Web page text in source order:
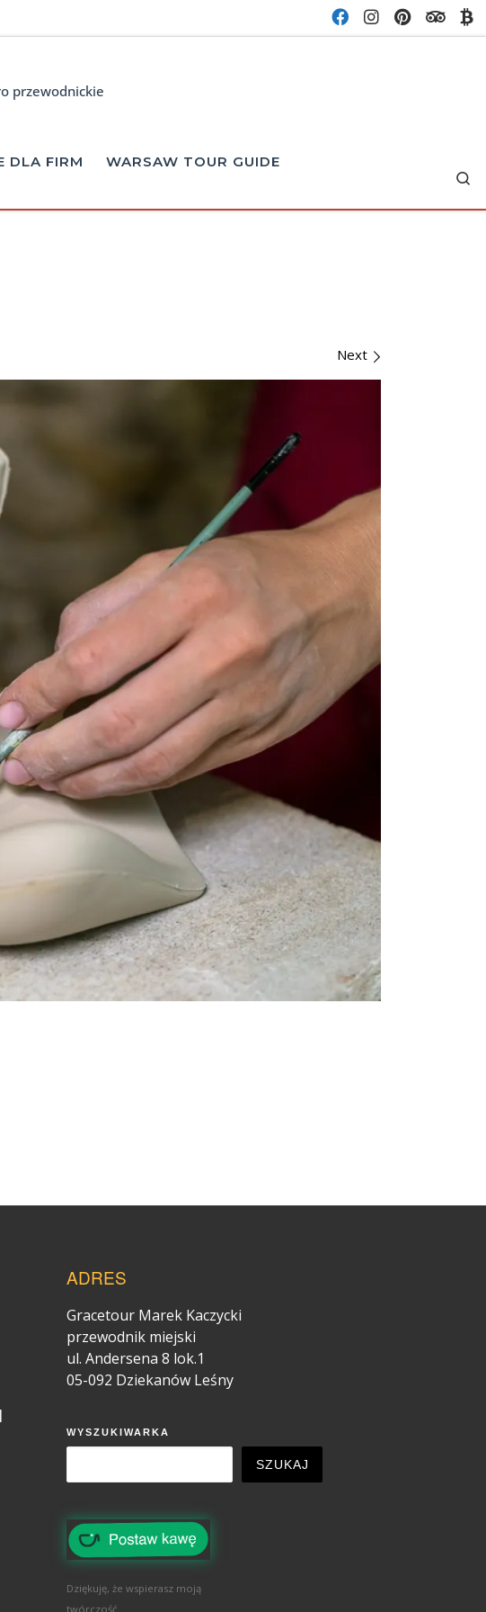
przewodnickie
DLA FIRM
WARSAW TOUR GUIDE
Next
ADRES
Gracetour Marek Kaczycki
przewodnik miejski
ul. Andersena 8 lok.1
05-092 Dziekanów Leśny
WYSZUKIWARKA
SZUKAJ
Dziękuję, że wspierasz moją
twórczość